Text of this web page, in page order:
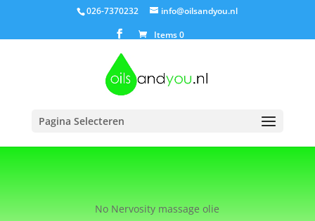
026-7370232
info@oilsandyou.nl
Items 0
Pagina Selecteren
No Nervosity massage olie